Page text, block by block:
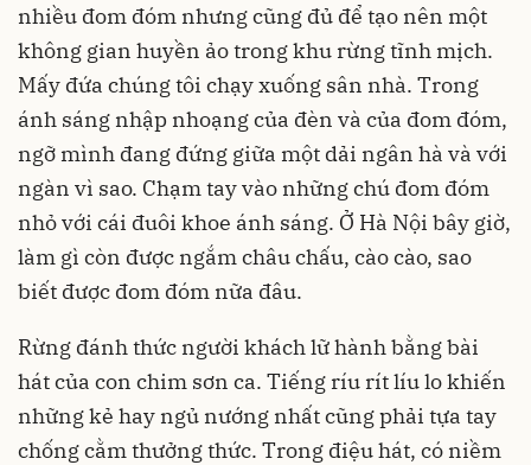
nhiều đom đóm nhưng cũng đủ để tạo nên một
không gian huyền ảo trong khu rừng tĩnh mịch.
Mấy đứa chúng tôi chạy xuống sân nhà. Trong
ánh sáng nhập nhoạng của đèn và của đom đóm,
ngỡ mình đang đứng giữa một dải ngân hà và với
ngàn vì sao. Chạm tay vào những chú đom đóm
nhỏ với cái đuôi khoe ánh sáng. Ở Hà Nội bây giờ,
làm gì còn được ngắm châu chấu, cào cào, sao
biết được đom đóm nữa đâu.
Rừng đánh thức người khách lữ hành bằng bài
hát của con chim sơn ca. Tiếng ríu rít líu lo khiến
những kẻ hay ngủ nướng nhất cũng phải tựa tay
chống cằm thưởng thức. Trong điệu hát, có niềm